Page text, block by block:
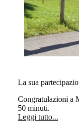
La sua
Congratulazioni a
50 minuti.
Leggi tutto...